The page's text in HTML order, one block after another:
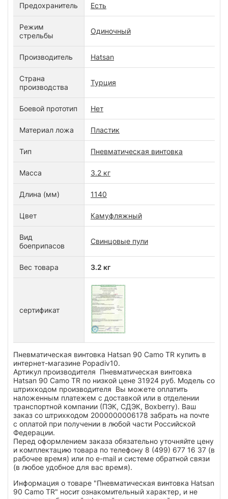
Предохранитель Есть
Режим
стрельбы
Одиночный
Производитель Hatsan
Страна
производства
Турция
Боевой прототип Нет
Материал ложа Пластик
Тип Пневматическая винтовка
Масса 3.2 кг
Длина (мм) 1140
Цвет Камуфляжный
Вид
боеприпасов
Свинцовые пули
Вес товара 3.2 кг
сертификат
Пневматическая винтовка Hatsan 90 Camo TR купить в
интернет-магазине Popadiv10.
Артикул производителя Пневматическая винтовка
Hatsan 90 Camo TR по низкой цене 31924 руб. Модель со
штрихкодом производителя Вы можете оплатить
наложенным платежем с доставкой или в отделении
транспортной компании (ПЭК, СДЭК, Boxberry). Ваш
заказ со штрихкодом 2000000006178 забрать на почте
с оплатой при получении в любой части Российской
Федерации.
Перед оформлением заказа обязательно уточняйте цену
и комплектацию товара по телефону 8 (499) 677 16 37 (в
рабочее время) или по e-mail и системе обратной связи
(в любое удобное для вас время).
Информация о товаре "Пневматическая винтовка Hatsan
90 Camo TR" носит ознакомительный характер, и не